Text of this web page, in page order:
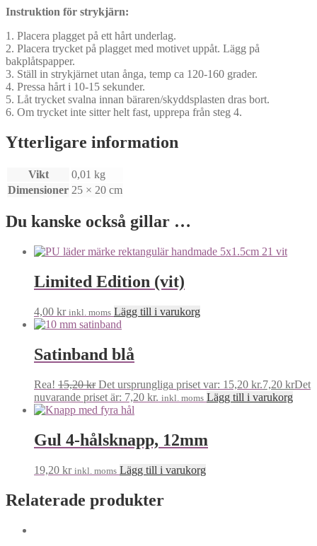
Instruktion för strykjärn:
1. Placera plagget på ett hårt underlag.
2. Placera trycket på plagget med motivet uppåt. Lägg på
bakplåtspapper.
3. Ställ in strykjärnet utan ånga, temp ca 120-160 grader.
4. Pressa hårt i 10-15 sekunder.
5. Låt trycket svalna innan bäraren/skyddsplasten dras bort.
6. Om trycket inte sitter helt fast, upprepa från steg 4.
Ytterligare information
Vikt
0,01 kg
Dimensioner 25 × 20 cm
Du kanske också gillar …
Limited Edition (vit)
4,00 kr inkl. moms Lägg till i varukorg
Satinband blå
Rea! 15,20kr Det ursprungliga priset var: 15,20 kr.7,20 krDet
nuvarande priset är: 7,20 kr. inkl. moms Lägg till i varukorg
Gul 4-hålsknapp, 12mm
19,20 kr inkl. moms Lägg till i varukorg
Relaterade produkter